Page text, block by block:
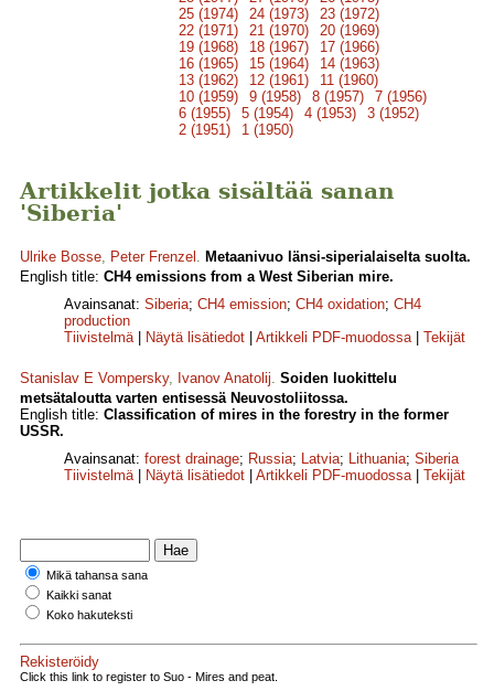
25 (1974)
24 (1973)
23 (1972)
22 (1971)
21 (1970)
20 (1969)
19 (1968)
18 (1967)
17 (1966)
16 (1965)
15 (1964)
14 (1963)
13 (1962)
12 (1961)
11 (1960)
10 (1959)
9 (1958) 8 (1957)
7 (1956)
6 (1955)
5 (1954) 4 (1953)
3 (1952)
2 (1951)
1 (1950)
Artikkelit jotka sisältää sanan
'Siberia'
Ulrike Bosse, Peter Frenzel . Metaanivuo länsi-siperialaiselta suolta.
English title: CH4 emissions from a West Siberian mire.
Avainsanat: Siberia; CH4 emission; CH4 oxidation; CH4
production
Tiivistelmä| Näytä lisätiedot Artikkeli PDF-muodossa| Tekijät
Stanislav E Vompersky, Ivanov Anatolij. Soiden luokittelu
metsätaloutta varten entisessä Neuvostoliitossa.
English title: Classification of mires in the forestry in the former
USSR.
Avainsanat: forest drainage; Russia; Latvia; Lithuania; Siberia
Tiivistelmä| Näytä lisätiedot Artikkeli PDF-muodossa| Tekijät
Mikä tahansa sana
Kaikki sanat
Koko hakuteksti
Rekisteröidy
Click this link to register to Suo - Mires and peat.